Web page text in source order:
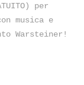
per
musica e
Warsteiner!